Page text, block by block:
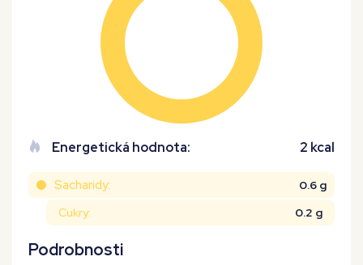
Energetická hodnota: 2 kcal
Sacharidy:
0.6 g
Cukry:
0.2 g
Podrobnosti